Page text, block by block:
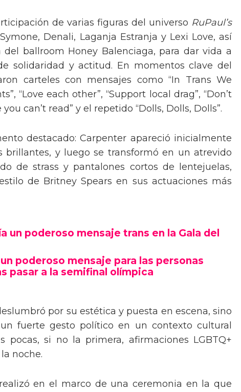
de varias figuras del universo RuPaul’s
Denali, Laganja Estranja y Lexi Love, así
ballroom Honey Balenciaga, para dar vida a
solidaridad y actitud. En momentos clave del
carteles con mensajes como “In Trans We
“Love each other”, “Support local drag”, “Don’t
can’t read” y el repetido “Dolls, Dolls, Dolls”.
destacado: Carpenter apareció inicialmente
brillantes, y luego se transformó en un atrevido
de strass y pantalones cortos de lentejuelas,
de Britney Spears en sus actuaciones más
un poderoso mensaje trans en la Gala del
poderoso mensaje para las personas
pasar a la semifinal olímpica
por su estética y puesta en escena, sino
fuerte gesto político en un contexto cultural
pocas, si no la primera, afirmaciones LGBTQ+
noche.
en el marco de una ceremonia en la que